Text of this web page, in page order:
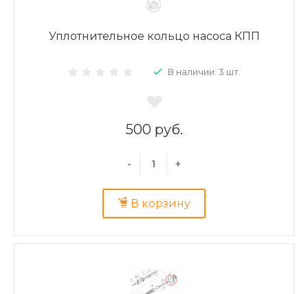
Уплотнительное кольцо насоса КПП
В наличии: 3 шт.
500 руб.
- +
В корзину